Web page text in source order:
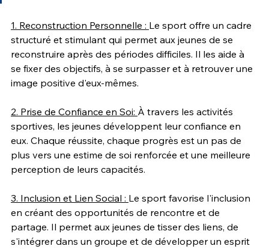
1. Reconstruction Personnelle : Le sport offre un cadre
structuré et stimulant qui permet aux jeunes de se
reconstruire après des périodes difficiles. Il les aide à
se fixer des objectifs, à se surpasser et à retrouver une
image positive d'eux-mêmes.
2. Prise de Confiance en Soi: À travers les activités
sportives, les jeunes développent leur confiance en
eux. Chaque réussite, chaque progrès est un pas de
plus vers une estime de soi renforcée et une meilleure
perception de leurs capacités.
3. Inclusion et Lien Social : Le sport favorise l'inclusion
en créant des opportunités de rencontre et de
partage. Il permet aux jeunes de tisser des liens, de
s'intégrer dans un groupe et de développer un esprit